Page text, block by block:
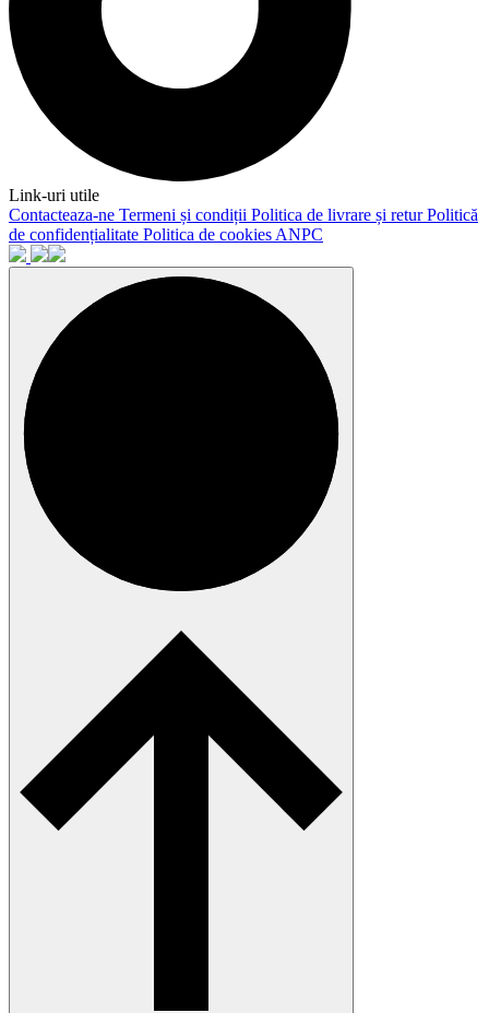
Link-uri utile
Contacteaza-ne Termeni și condiții Politica de livrare și returPolitică
de confidențialitate Politica de cookies ANPC